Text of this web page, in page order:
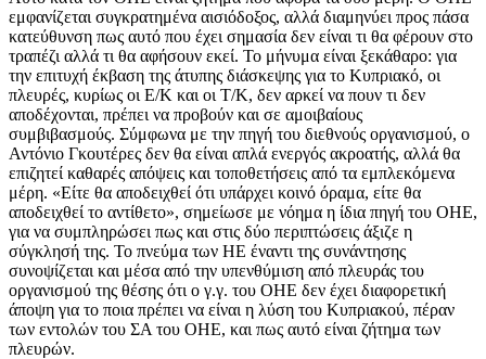
εμφανίζεται συγκρατημένα αισιόδοξος, αλλά διαμηνύει προς πάσα
κατεύθυνση πως αυτό που έχει σημασία δεν είναι τι θα φέρουν στο
τραπέζι αλλά τι θα αφήσουν εκεί. Το μήνυμα είναι ξεκάθαρο: για
την επιτυχή έκβαση της άτυπης διάσκεψης για το Κυπριακό, οι
πλευρές, κυρίως οι Ε/Κ και οι Τ/Κ, δεν αρκεί να πουν τι δεν
αποδέχονται, πρέπει να προβούν και σε αμοιβαίους
συμβιβασμούς. Σύμφωνα με την πηγή του διεθνούς οργανισμού, ο
Αντόνιο Γκουτέρες δεν θα είναι απλά ενεργός ακροατής, αλλά θα
επιζητεί καθαρές απόψεις και τοποθετήσεις από τα εμπλεκόμενα
μέρη. «Είτε θα αποδειχθεί ότι υπάρχει κοινό όραμα, είτε θα
αποδειχθεί το αντίθετο», σημείωσε με νόημα η ίδια πηγή του ΟΗΕ,
για να συμπληρώσει πως και στις δύο περιπτώσεις άξιζε η
σύγκλησή της. Το πνεύμα των ΗΕ έναντι της συνάντησης
συνοψίζεται και μέσα από την υπενθύμιση από πλευράς του
οργανισμού της θέσης ότι ο γ.γ. του ΟΗΕ δεν έχει διαφορετική
άποψη για το ποια πρέπει να είναι η λύση του Κυπριακού, πέραν
των εντολών του ΣΑ του ΟΗΕ, και πως αυτό είναι ζήτημα των
πλευρών.